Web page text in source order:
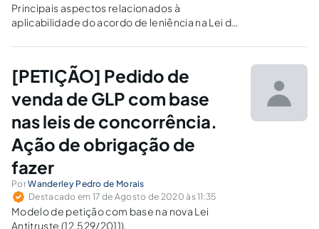
Principais aspectos relacionados à
aplicabilidade do acordo de leniência na Lei de
projeto "Dez Medidas Contra a Corrupção", do
Ministério Público Federal, e o ponto nº 4 do
art. 8º da Convenção das Nações Unidas
contra a Corrupção.
[PETIÇÃO] Pedido de
venda de GLP com base
nas leis de concorrência.
Ação de obrigação de
fazer
PorWanderley Pedro de Morais
Destacado em 17 de Agosto de 2020 às 11:35
Modelo de petição com base na nova Lei
Antitruste (12.529/2011).